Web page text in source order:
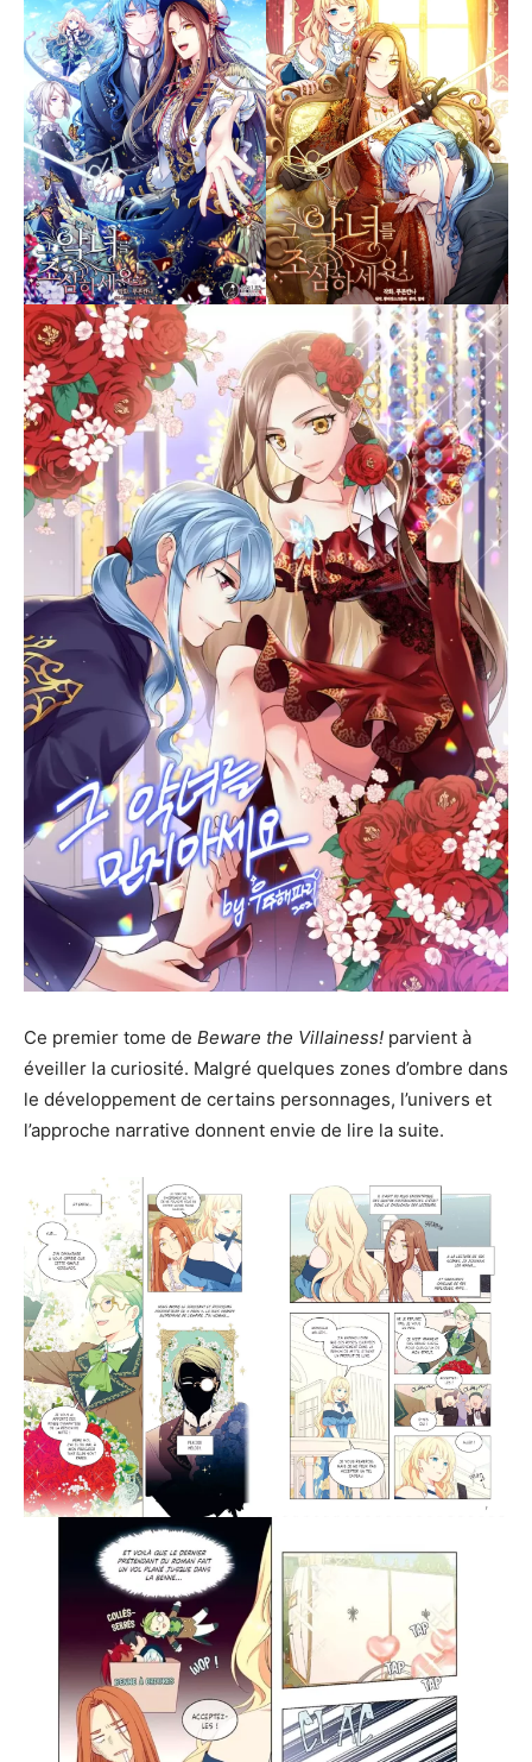
Ce premier tome de Beware the Villainess! parvient à
éveiller la curiosité. Malgré quelques zones d’ombre dans
le développement de certains personnages, l’univers et
l’approche narrative donnent envie de lire la suite.